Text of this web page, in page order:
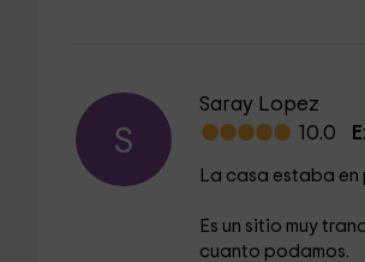
S
Saray Lopez
10.0
La casa estaba en
Es un sitio muy
cuanto podamos.